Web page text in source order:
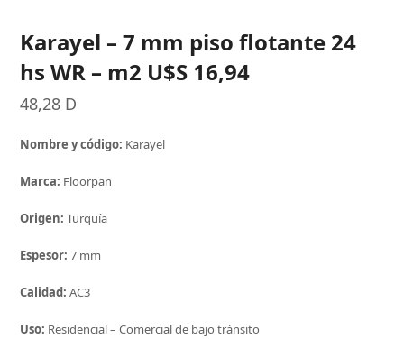
Karayel – 7 mm piso flotante 24
hs WR – m2 U$S 16,94
48,28 D
Nombre y código: Karayel
Marca: Floorpan
Origen:Turquía
Espesor:7 mm
Calidad:AC3
Uso: Residencial – Comercial de bajo tránsito